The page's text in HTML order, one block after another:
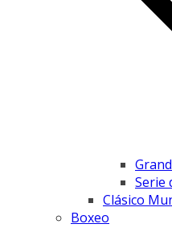
Serie
Clásico
Boxeo